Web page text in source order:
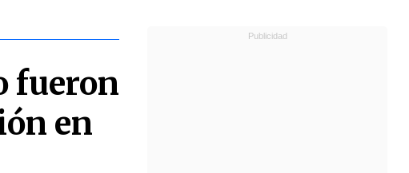
fueron
en